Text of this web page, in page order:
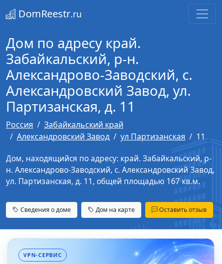
DomReestr.ru
Дом по адресу край.
Забайкальский, р-н.
Александрово-Заводский, с.
Александровский Завод, ул.
Партизанская, д. 11
Россия
Забайкальский край
Александровский Завод
ул Партизанская
11
Дом, находящийся по адресу: край. Забайкальский, р-
н. Александрово-Заводский, с. Александровский Завод,
ул. Партизанская, д. 11, общей площадью 167 кв.м.
Сведения о доме Дом на карте Оставить отзыв
VPN-СЕРВИС